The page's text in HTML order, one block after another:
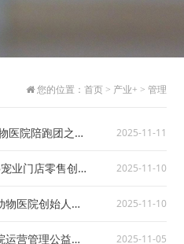
您的位置： 首页> 产业+ > 管理
医院陪跑团之团
2025-11-11
业门店零售创
2025-11-10
医院创始人大
2025-11-10
运营管理公益
2025-11-05